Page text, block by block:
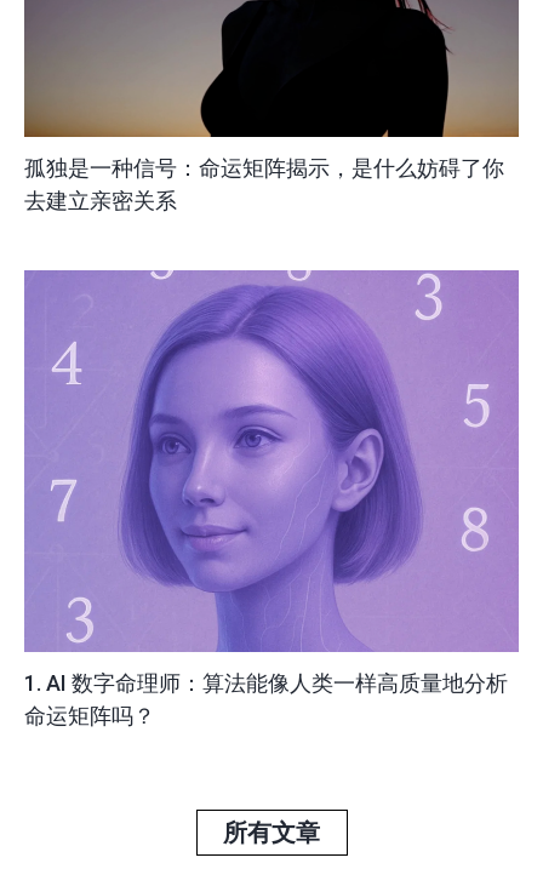
孤独是一种信号：命运矩阵揭示，是什么妨碍了你
去建立亲密关系
1. AI 数字命理师：算法能像人类一样高质量地分析
命运矩阵吗？
所有文章